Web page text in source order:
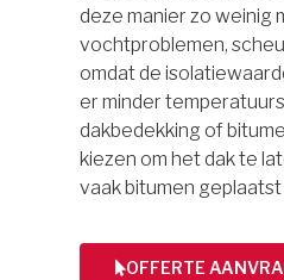
deze manier zo weinig
vochtproblemen,
omdat de
er minder
dakbedekking of
kiezen om het dak te
vaak bitumen
OFFERTE